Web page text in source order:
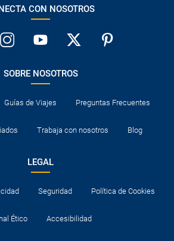
para menores de edad, estudiantes y
está considerada una garantía, por lo
es imprescindible para poder registrarse
disponen de cuna para los bebés.
necesaria para entrar a los
CON NOSOTROS
SOBRE NOSOTROS
Guías de Viajes Preguntas Frecuentes
Trabaja con nosotros Blog
LEGAL
Seguridad Política de Cookies
Ético Accesibilidad